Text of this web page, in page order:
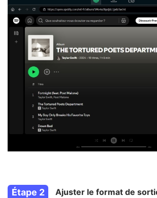
Étape 2 Ajuster le format de